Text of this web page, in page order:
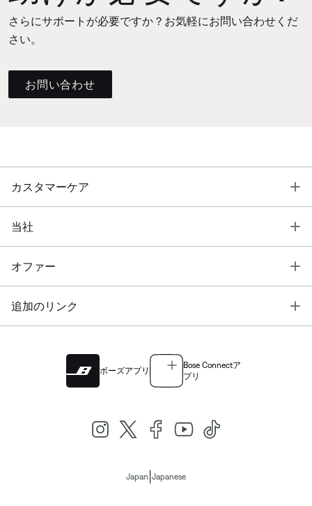
さらにサポートが必要ですか？お気軽にお問い合わせくだ
さい。
お問い合わせ
カスタマーケア
当社
オファー
追加のリンク
ボーズアプリ
Bose Connectア
プリ
Japan Japanese